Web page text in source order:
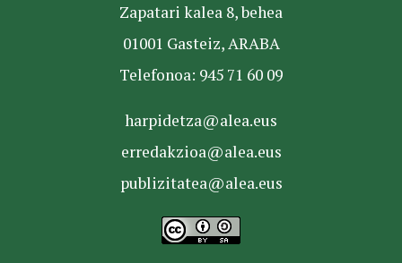
Zapatari kalea 8, behea
01001 Gasteiz, ARABA
Telefonoa: 945 71 60 09
harpidetza@alea.eus
erredakzioa@alea.eus
publizitatea@alea.eus